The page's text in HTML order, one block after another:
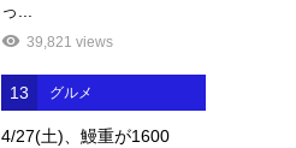
っ...
39,821 views
13 グルメ
4/27(土)、鰻重が1600